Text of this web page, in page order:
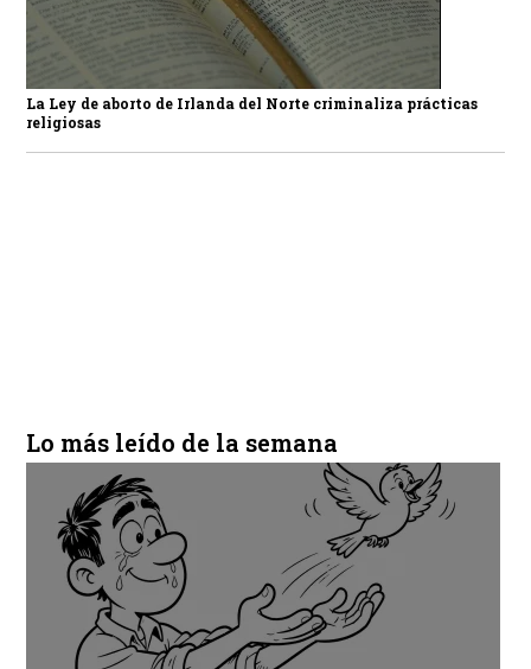
La Ley de aborto de Irlanda del Norte criminaliza prácticas
religiosas
Lo más leído de la semana